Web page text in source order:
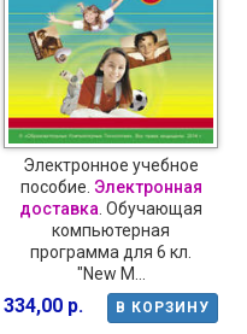
Электронное учебное
пособие. Электронная
доставка . Обучающая
компьютерная
программа для 6 кл.
"New M...
В КОРЗИНУ
334,00 р.